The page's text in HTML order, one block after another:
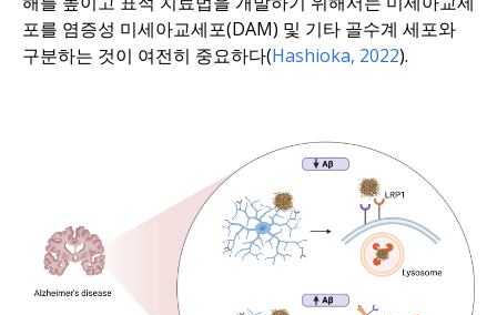
포를 염증성 미세아교세포(DAM) 및 기타 골수계 세포와
구분하는 것이 여전히 중요하다(Hashioka, 2022).